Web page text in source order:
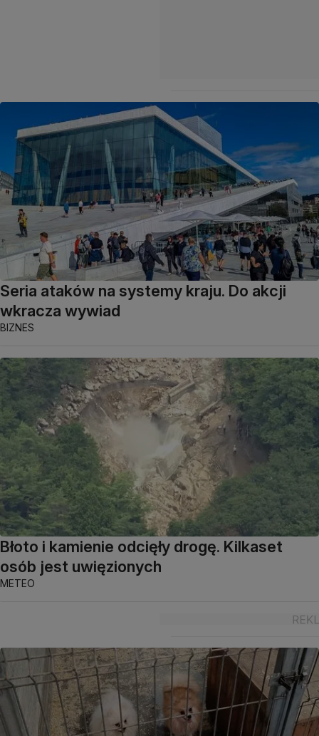
Seria ataków na systemy kraju. Do akcji
wkracza wywiad
BIZNES
Błoto i kamienie odcięły drogę. Kilkaset
osób jest uwięzionych
METEO